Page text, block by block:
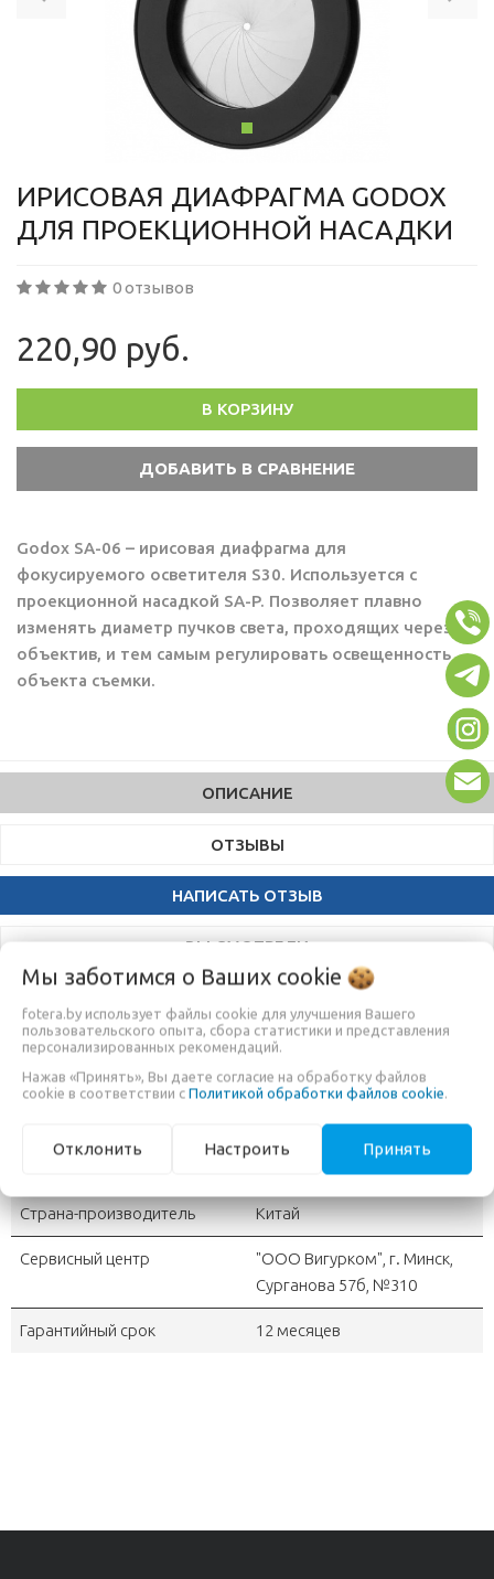
ИРИСОВАЯ ДИАФРАГМА GODOX
ДЛЯ ПРОЕКЦИОННОЙ НАСАДКИ
0 отзывов
220,90 руб.
В КОРЗИНУ
Godox SA-06 – ирисовая диафрагма для
фокусируемого осветителя S30. Используется с
проекционной насадкой SA-P. Позволяет плавно
изменять диаметр пучков света, проходящих через
объектив, и тем самым регулировать освещенность
объекта съемки.
ОПИСАНИЕ
ОТЗЫВЫ
НАПИСАТЬ ОТЗЫВ
ВЫ СМОТРЕЛИ
Ирисовая диафрагма Godox SA-06 используется с
проекционной насадкой SA-P и позволяет плавно изменять
диаметр пучков света, проходящих через объектив, и тем
самым регулировать освещенность объекта съемки.
ДОПОЛНИТЕЛЬНАЯ ИНФОРМАЦИЯ
Страна-производитель Китай
Сервисный центр
"OOO Вигурком", г. Минск,
Сурганова 57б, №310
Гарантийный срок 12 месяцев
Мы заботимся о Ваших cookie
fotera.by использует файлы cookie для улучшения Вашего
пользовательского опыта, сбора статистики и представления
персонализированных рекомендаций.
Нажав «Принять», Вы даете согласие на обработку файлов
cookie в соответствии с Политикой обработки файлов cookie.
Отклонить Настроить Принять